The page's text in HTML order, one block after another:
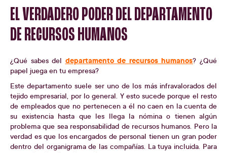
EL VERDADERO PODER DEL DEPARTAMENTO
DE RECURSOS HUMANOS
¿Qué sabes del departamento de recursos humanos? ¿Qué
papel juega en tu empresa?
Este departamento suele ser uno de los más infravalorados del
tejido empresarial, por lo general. Y esto sucede porque el resto
de empleados que no pertenecen a él no caen en la cuenta de
su existencia hasta que les llega la nómina o tienen algún
problema que sea responsabilidad de recursos humanos. Pero la
verdad es que los encargados de personal tienen un gran poder
dentro del organigrama de las compañías. La tuya incluida. Para